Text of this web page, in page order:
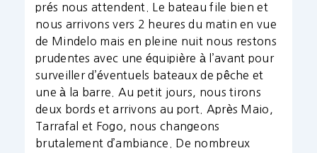
prés nous attendent. Le bateau file bien et
nous arrivons vers 2 heures du matin en vue
de Mindelo mais en pleine nuit nous restons
prudentes avec une équipière à l’avant pour
surveiller d’éventuels bateaux de pêche et
une à la barre. Au petit jours, nous tirons
deux bords et arrivons au port. Après Maio,
Tarrafal et Fogo, nous changeons
brutalement d’ambiance. De nombreux